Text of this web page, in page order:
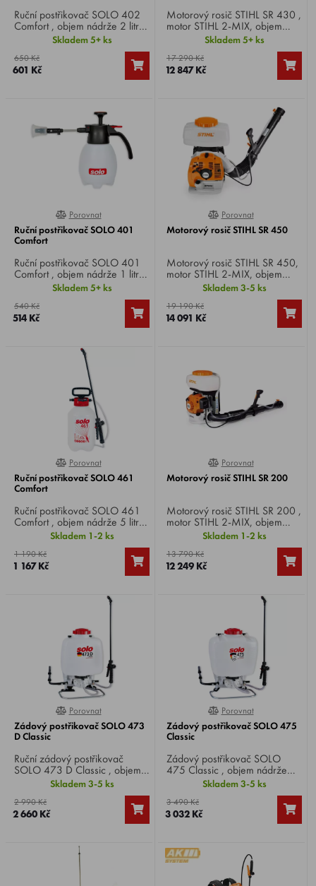
Ruční postřikovač SOLO 402
Comfort , objem nádrže 2 litry,
tlak 2,5 bar, vhodný pro
ošetřování rostlin na zahradě,
na balkóně, ale i rostlin
pokojových.
Skladem 5+ ks
650 Kč
601 Kč
Motorový rosič STIHL SR 430 ,
motor STIHL 2-MIX, objem
motoru 63,3 cm³, výkon 3,9
HP, průtok vzduchu 1300
m3/h, hmotnost 12,2 Kg.
Skladem 5+ ks
17 290 Kč
12 847 Kč
100%
Porovnat
Ruční postřikovač SOLO 401
Comfort
Ruční postřikovač SOLO 401
Comfort , objem nádrže 1 litr,
tlak 2,5 bar, vhodný pro
ošetřování rostlin na zahradě,
na balkóně, ale i rostlin
pokojových.
Skladem 5+ ks
540 Kč
514 Kč
0%
Porovnat
Motorový rosič STIHL SR 450
Motorový rosič STIHL SR 450,
motor STIHL 2-MIX, objem
motoru 63,3 cm³, výkon 3,9
HP, průtok vzduchu 1300
m3/h, hmotnost 12,8 Kg.
Skladem 3-5 ks
19 190 Kč
14 091 Kč
100%
Porovnat
Ruční postřikovač SOLO 461
Comfort
Ruční postřikovač SOLO 461
Comfort , objem nádrže 5 litrů,
velkoobjemové čerpadlo,
široký plnicí otvor s možností
uchycení trubky s tryskou,
vhodný pro ošetřování rostlin a
Skladem 1-2 ks
1 190 Kč
1 167 Kč
100%
Porovnat
Motorový rosič STIHL SR 200
Motorový rosič STIHL SR 200 ,
motor STIHL 2-MIX, objem
motoru 27,2 cm³, výkon 1,1
HP, průtok vzduchu 780 m3/h,
hmotnost 7,8 Kg.
Skladem 1-2 ks
13 790 Kč
12 249 Kč
0%
Porovnat
Zádový postřikovač SOLO 473
D Classic
Ruční zádový postřikovač
SOLO 473 D Classic , objem
nádrže 10 litrů, tlak 4 bar,
trubka 50 cm s tryskou s
pohodlnou a robustní rukojetí a
rychlouzávěrem.
Skladem 3-5 ks
2 990 Kč
2 660 Kč
0%
Porovnat
Zádový postřikovač SOLO 475
Classic
Zádový postřikovač SOLO
475 Classic , objem nádrže
15 l, max. tlak 4 bar, čerpadlo
membrána, těsnění
NBR, trubka 50 cm, hmotnost
4,7 kg.
Skladem 3-5 ks
3 490 Kč
3 032 Kč